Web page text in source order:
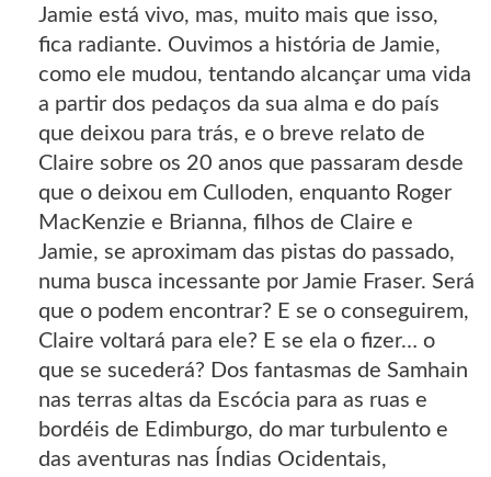
Jamie está vivo, mas, muito mais que isso,
fica radiante. Ouvimos a história de Jamie,
como ele mudou, tentando alcançar uma vida
a partir dos pedaços da sua alma e do país
que deixou para trás, e o breve relato de
Claire sobre os 20 anos que passaram desde
que o deixou em Culloden, enquanto Roger
MacKenzie e Brianna, filhos de Claire e
Jamie, se aproximam das pistas do passado,
numa busca incessante por Jamie Fraser. Será
que o podem encontrar? E se o conseguirem,
Claire voltará para ele? E se ela o fizer… o
que se sucederá? Dos fantasmas de Samhain
nas terras altas da Escócia para as ruas e
bordéis de Edimburgo, do mar turbulento e
das aventuras nas Índias Ocidentais,